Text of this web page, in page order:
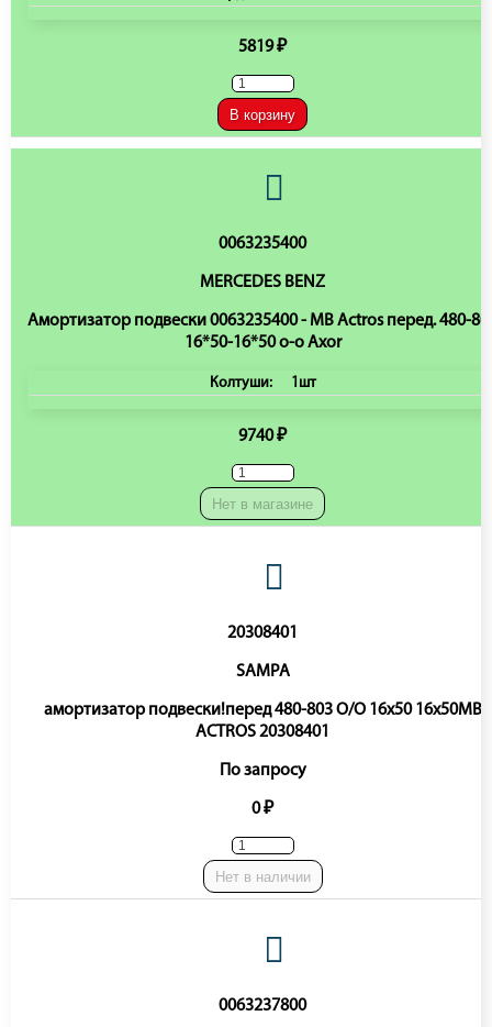
5819 ₽
В корзину
0063235400
MERCEDES BENZ
Амортизатор подвески 0063235400 - MB Actros перед. 480-
16*50-16*50 o-o Axor
Колтуши: 1шт
9740 ₽
Нет в магазине
20308401
SAMPA
амортизатор подвески!перед 480-803 O/O 16x50 16x50MB
ACTROS 20308401
По запросу
0 ₽
Нет в наличии
0063237800